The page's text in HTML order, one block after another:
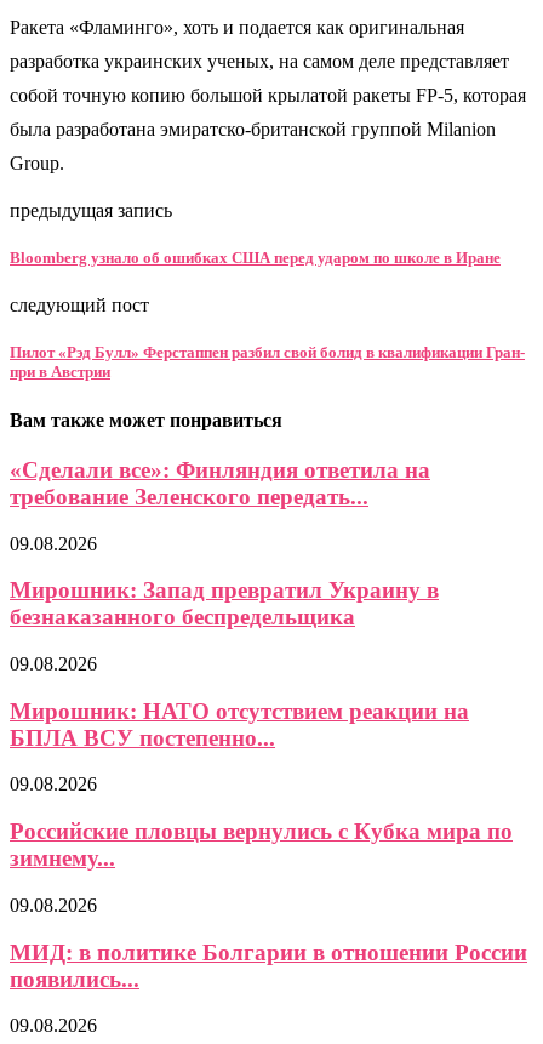
Ракета «Фламинго», хоть и подается как оригинальная
разработка украинских ученых, на самом деле представляет
собой точную копию большой крылатой ракеты FP-5, которая
была разработана эмиратско-британской группой Milanion
Group.
предыдущая запись
Bloomberg узнало об ошибках США перед ударом по школе в Иране
следующий пост
Пилот «Рэд Булл» Ферстаппен разбил свой болид в квалификации Гран-
при в Австрии
Вам также может понравиться
«Сделали все»: Финляндия ответила на
требование Зеленского передать...
09.08.2026
Мирошник: Запад превратил Украину в
безнаказанного беспредельщика
09.08.2026
Мирошник: НАТО отсутствием реакции на
БПЛА ВСУ постепенно...
09.08.2026
Российские пловцы вернулись с Кубка мира по
зимнему...
09.08.2026
МИД: в политике Болгарии в отношении России
появились...
09.08.2026